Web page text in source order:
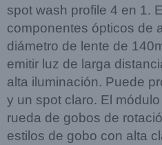
spot wash profile 4 en 1.
componentes ópticos de
diámetro de lente de
emitir luz de larga
alta iluminación. Puede
y un spot claro. El
rueda de gobos de
estilos de gobo con alta